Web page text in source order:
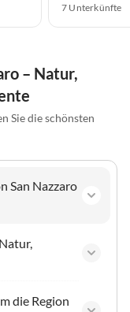
7 Unterkünfte
– Natur,
Sie die schönsten
San Nazzaro
die Region